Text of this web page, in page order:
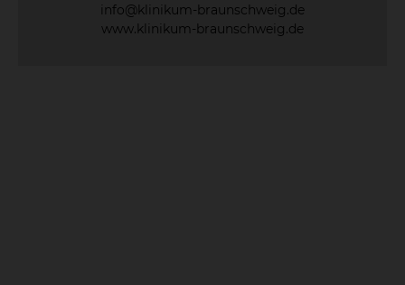
info@klinikum-braunschweig.de
www.klinikum-braunschweig.de